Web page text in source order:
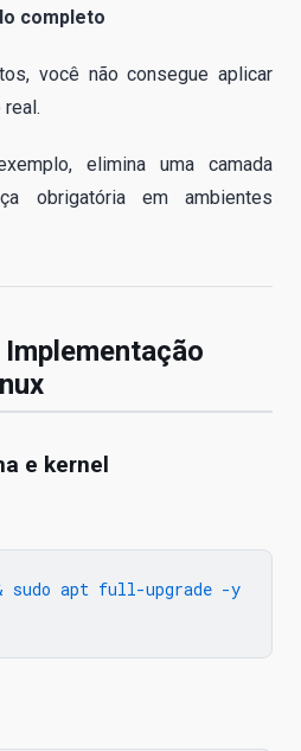
completo
você não consegue aplicar
elimina uma camada
obrigatória em ambientes
e kernel
sudo apt full-upgrade -y